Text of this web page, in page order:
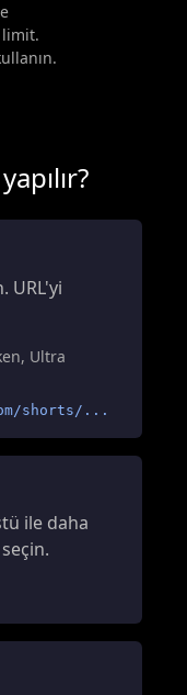
URL'yi
Ultra
shorts/...
ile daha